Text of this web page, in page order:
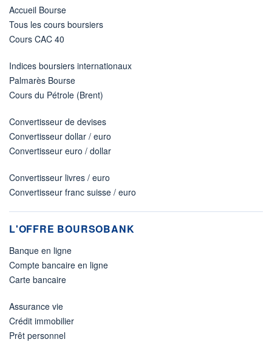
Accueil Bourse
Tous les cours boursiers
Cours CAC 40
Indices boursiers internationaux
Palmarès Bourse
Cours du Pétrole (Brent)
Convertisseur de devises
Convertisseur dollar / euro
Convertisseur euro / dollar
Convertisseur livres / euro
Convertisseur franc suisse / euro
L'OFFRE BOURSOBANK
Banque en ligne
Compte bancaire en ligne
Carte bancaire
Assurance vie
Crédit immobilier
Prêt personnel